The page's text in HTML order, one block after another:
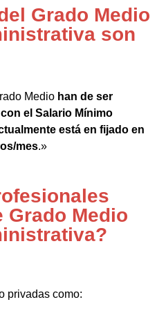
Grado Medio
son
Medio han de ser
el Salario Mínimo
está en fijado en
mes.»
Grado Medio
privadas como: